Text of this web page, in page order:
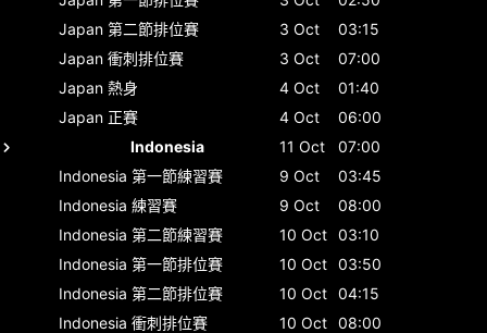
Japan 第二節排位賽 3 Oct
03:15
Japan 衝刺排位賽 3 Oct
07:00
Japan 熱身 4 Oct
01:40
Japan 正賽 4 Oct
06:00
Indonesia
11 Oct
07:00
Indonesia 第一節練習賽 9 Oct
03:45
Indonesia 練習賽 9 Oct
08:00
Indonesia 第二節練習賽 10 Oct 03:10
Indonesia 第一節排位賽 10 Oct 03:50
Indonesia 第二節排位賽 10 Oct 04:15
Indonesia 衝刺排位賽 10 Oct 08:00